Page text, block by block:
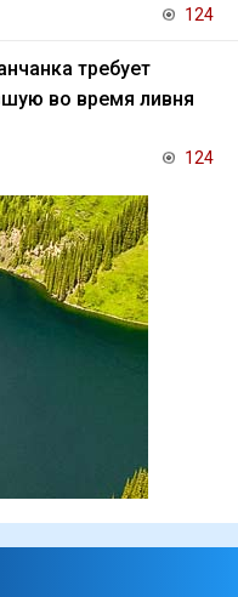
124
требует
во время ливня
124